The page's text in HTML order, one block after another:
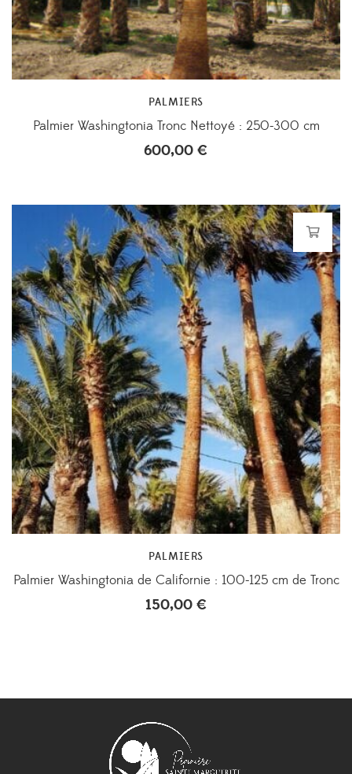
PALMIERS
Palmier Washingtonia Tronc Nettoyé : 250-300 cm
600,00 €
PALMIERS
Palmier Washingtonia de Californie : 100-125 cm de Tronc
150,00 €